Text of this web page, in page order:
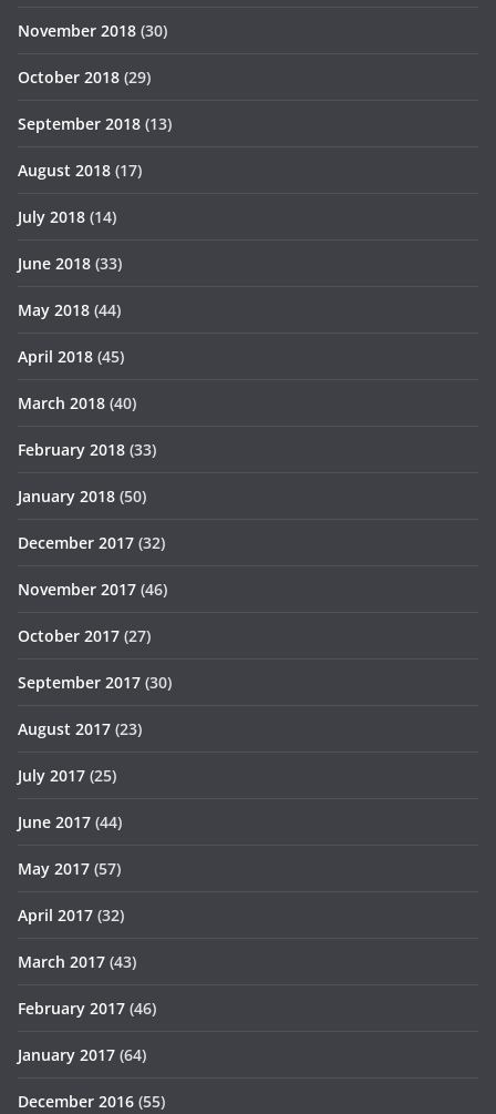
November 2018 (30)
October 2018 (29)
September 2018 (13)
August 2018 (17)
July 2018 (14)
June 2018 (33)
May 2018 (44)
April 2018 (45)
March 2018 (40)
February 2018 (33)
January 2018 (50)
December 2017 (32)
November 2017 (46)
October 2017 (27)
September 2017 (30)
August 2017 (23)
July 2017 (25)
June 2017 (44)
May 2017 (57)
April 2017 (32)
March 2017 (43)
February 2017 (46)
January 2017 (64)
December 2016 (55)